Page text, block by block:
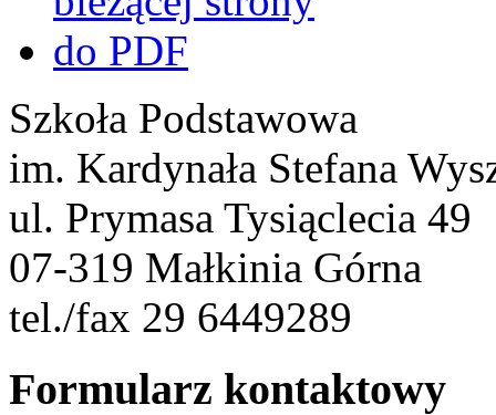
Szkoła Podstawowa
im. Kardynała Stefana
ul. Prymasa Tysiąclecia 49
07-319 Małkinia Górna
tel./fax 29 6449289
Formularz kontaktowy